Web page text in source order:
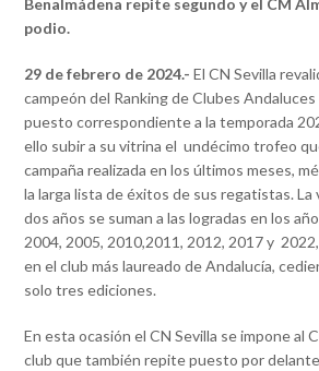
podio.
29 de febrero de 2024.- El CN Sevilla
campeón del Ranking de Clubes
puesto correspondiente a la temporada
ello subir a su vitrina el undécimo trofeo
campaña realizada en los últimos meses,
la larga lista de éxitos de sus regatistas.
dos años se suman a las logradas en los
2004, 2005, 2010,2011, 2012, 2017 y
en el club más laureado de Andalucía,
solo tres ediciones.
En esta ocasión el CN Sevilla se impone al
club que también repite puesto por